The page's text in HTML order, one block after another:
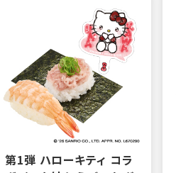
第1弾 ハローキティ コラ